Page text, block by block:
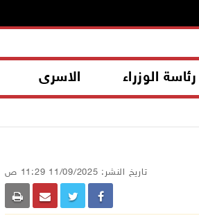
رئاسة الوزراء الاسرى
تاريخ النشر: 11/09/2025 11:29 ص